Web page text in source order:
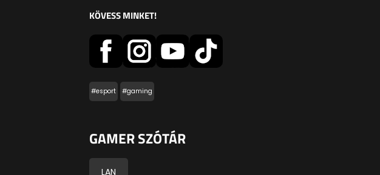
KÖVESS MINKET!
#esport #gaming
GAMER SZÓTÁR
LAN